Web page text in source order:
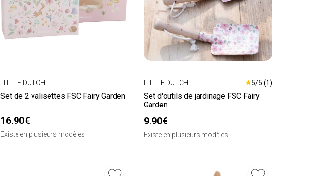
LITTLE DUTCH
Set de 2 valisettes FSC Fairy Garden
16.90€
Existe en plusieurs modèles
LITTLE DUTCH ★5/5 (1)
Set d'outils de jardinage FSC Fairy
Garden
9.90€
Existe en plusieurs modèles